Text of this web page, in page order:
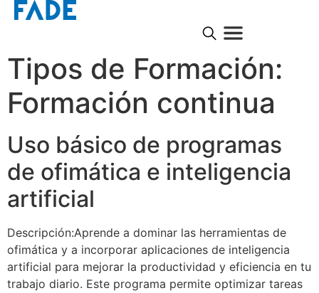
Tipos de Formación:
Formación continua
Uso básico de programas
de ofimática e inteligencia
artificial
Descripción:Aprende a dominar las herramientas de
ofimática y a incorporar aplicaciones de inteligencia
artificial para mejorar la productividad y eficiencia en tu
trabajo diario. Este programa permite optimizar tareas